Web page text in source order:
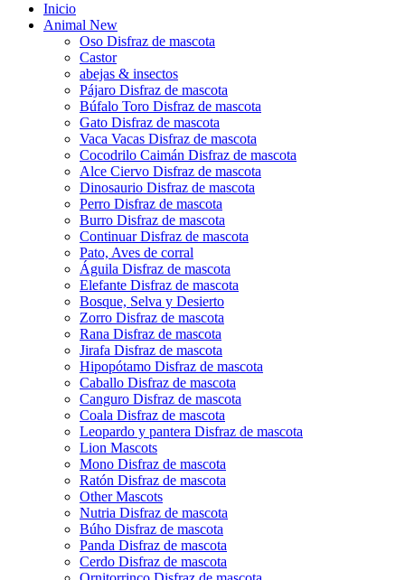
Inicio
Animal New
Oso Disfraz de mascota
Castor
abejas & insectos
Pájaro Disfraz de mascota
Búfalo Toro Disfraz de mascota
Gato Disfraz de mascota
Vaca Vacas Disfraz de mascota
Cocodrilo Caimán Disfraz de mascota
Alce Ciervo Disfraz de mascota
Dinosaurio Disfraz de mascota
Perro Disfraz de mascota
Burro Disfraz de mascota
Continuar Disfraz de mascota
Pato, Aves de corral
Águila Disfraz de mascota
Elefante Disfraz de mascota
Bosque, Selva y Desierto
Zorro Disfraz de mascota
Rana Disfraz de mascota
Jirafa Disfraz de mascota
Hipopótamo Disfraz de mascota
Caballo Disfraz de mascota
Canguro Disfraz de mascota
Coala Disfraz de mascota
Leopardo y pantera Disfraz de mascota
Lion Mascots
Mono Disfraz de mascota
Ratón Disfraz de mascota
Other Mascots
Nutria Disfraz de mascota
Búho Disfraz de mascota
Panda Disfraz de mascota
Cerdo Disfraz de mascota